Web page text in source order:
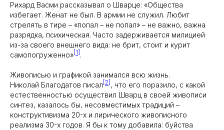
Рихард Васми рассказывал о Шварце: «Общества
избегает. Женат не был. В армии не служил. Любит
стрелять в тире – «попал – не попал» – не важно, важна
разрядка, психическая. Часто задерживается милицией
из-за своего внешнего вида: не брит, стоит и курит
самопогруженно» [1] .
Живописью и графикой занимался всю жизнь.
Николай Благодатов писал [2] , что его поразило, с какой
естественностью осуществил Шварц в своей живописи
синтез, казалось бы, несовместимых традиций –
конструктивизма 20-х и лирического живописного
реализма 30-х годов. Я бы к тому добавила: буйства